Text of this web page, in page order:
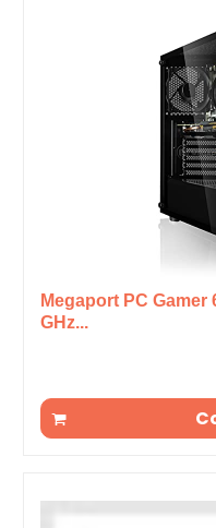
Megaport PC Gamer
GHz...